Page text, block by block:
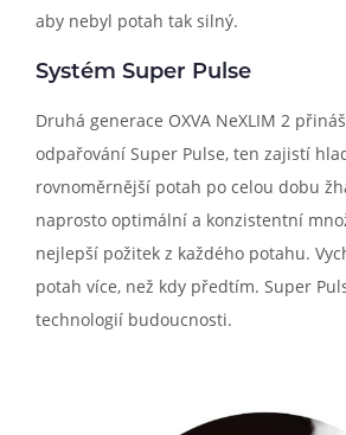
aby nebyl potah tak silný.
Systém Super Pulse
Druhá generace OXVA NeXLIM 2
odpařování Super Pulse, ten zajistí
rovnoměrnější potah po celou dobu
naprosto optimální a konzistentní
nejlepší požitek z každého potahu.
potah více, než kdy předtím. Super
technologií budoucnosti.